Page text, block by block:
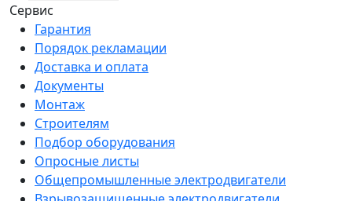
Сервис
Гарантия
Порядок рекламации
Доставка и оплата
Документы
Монтаж
Строителям
Подбор оборудования
Опросные листы
Общепромышленные электродвигатели